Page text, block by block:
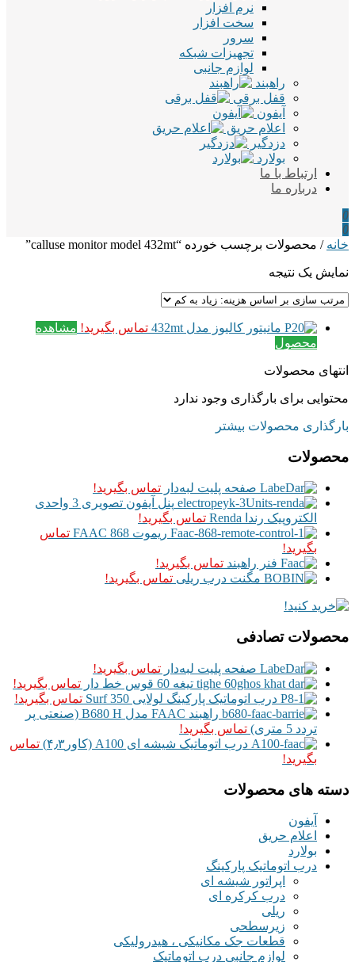
نرم افزار
سخت افزار
سرور
تجهیزات شبکه
لوازم جانبی
راهبند
قفل برقی
آیفون
اعلام حریق
دزدگیر
بولارد
ارتباط با ما
درباره ما
0
0
خانه / محصولات برچسب خورده “calluse monitor model 432mt”
نمایش یک نتیجه
مانیتور کالیوز مدل 432mt تماس بگیرید! مشاهده
محصول
انتهای محصولات
محتوایی برای بارگذاری وجود ندارد
بارگذاری محصولات بیشتر
محصولات
صفحه پلیت لبه‌دار تماس بگیرید!
پنل آیفون تصویری 3 واحدی
الکتروپیک رندا Renda
تماس بگیرید!
ریموت FAAC 868
تماس
بگیرید!
فنر راهبند تماس بگیرید!
مگنت درب ریلی تماس بگیرید!
محصولات تصادفی
صفحه پلیت لبه‌دار تماس بگیرید!
تیغه 60 قوس خط دار
تماس بگیرید!
درب اتوماتیک پارکینگ لولایی Surf 350
تماس بگیرید!
راهبند FAAC مدل B680 H (صنعتی پر
تردد 5 متری)
تماس بگیرید!
درب اتوماتیک شیشه ای A100 (کاور۴٫۳)
تماس
بگیرید!
دسته های محصولات
آیفون
اعلام حریق
بولارد
درب اتوماتیک پارکینگ
اپراتور شیشه ای
درب کرکره ای
ریلی
زیرسطحی
قطعات جک مکانیکی ، هیدرولیکی
لوازم جانبی درب اتوماتیک